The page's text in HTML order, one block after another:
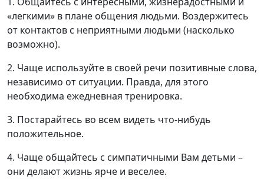
«легкими» в плане общения людьми. Воздержитесь
от контактов с неприятными людьми (насколько
возможно).
2. Чаще используйте в своей речи позитивные слова,
независимо от ситуации. Правда, для этого
необходима ежедневная тренировка.
3. Постарайтесь во всем видеть что-нибудь
положительное.
4. Чаще общайтесь с симпатичными Вам детьми –
они делают жизнь ярче и веселее.